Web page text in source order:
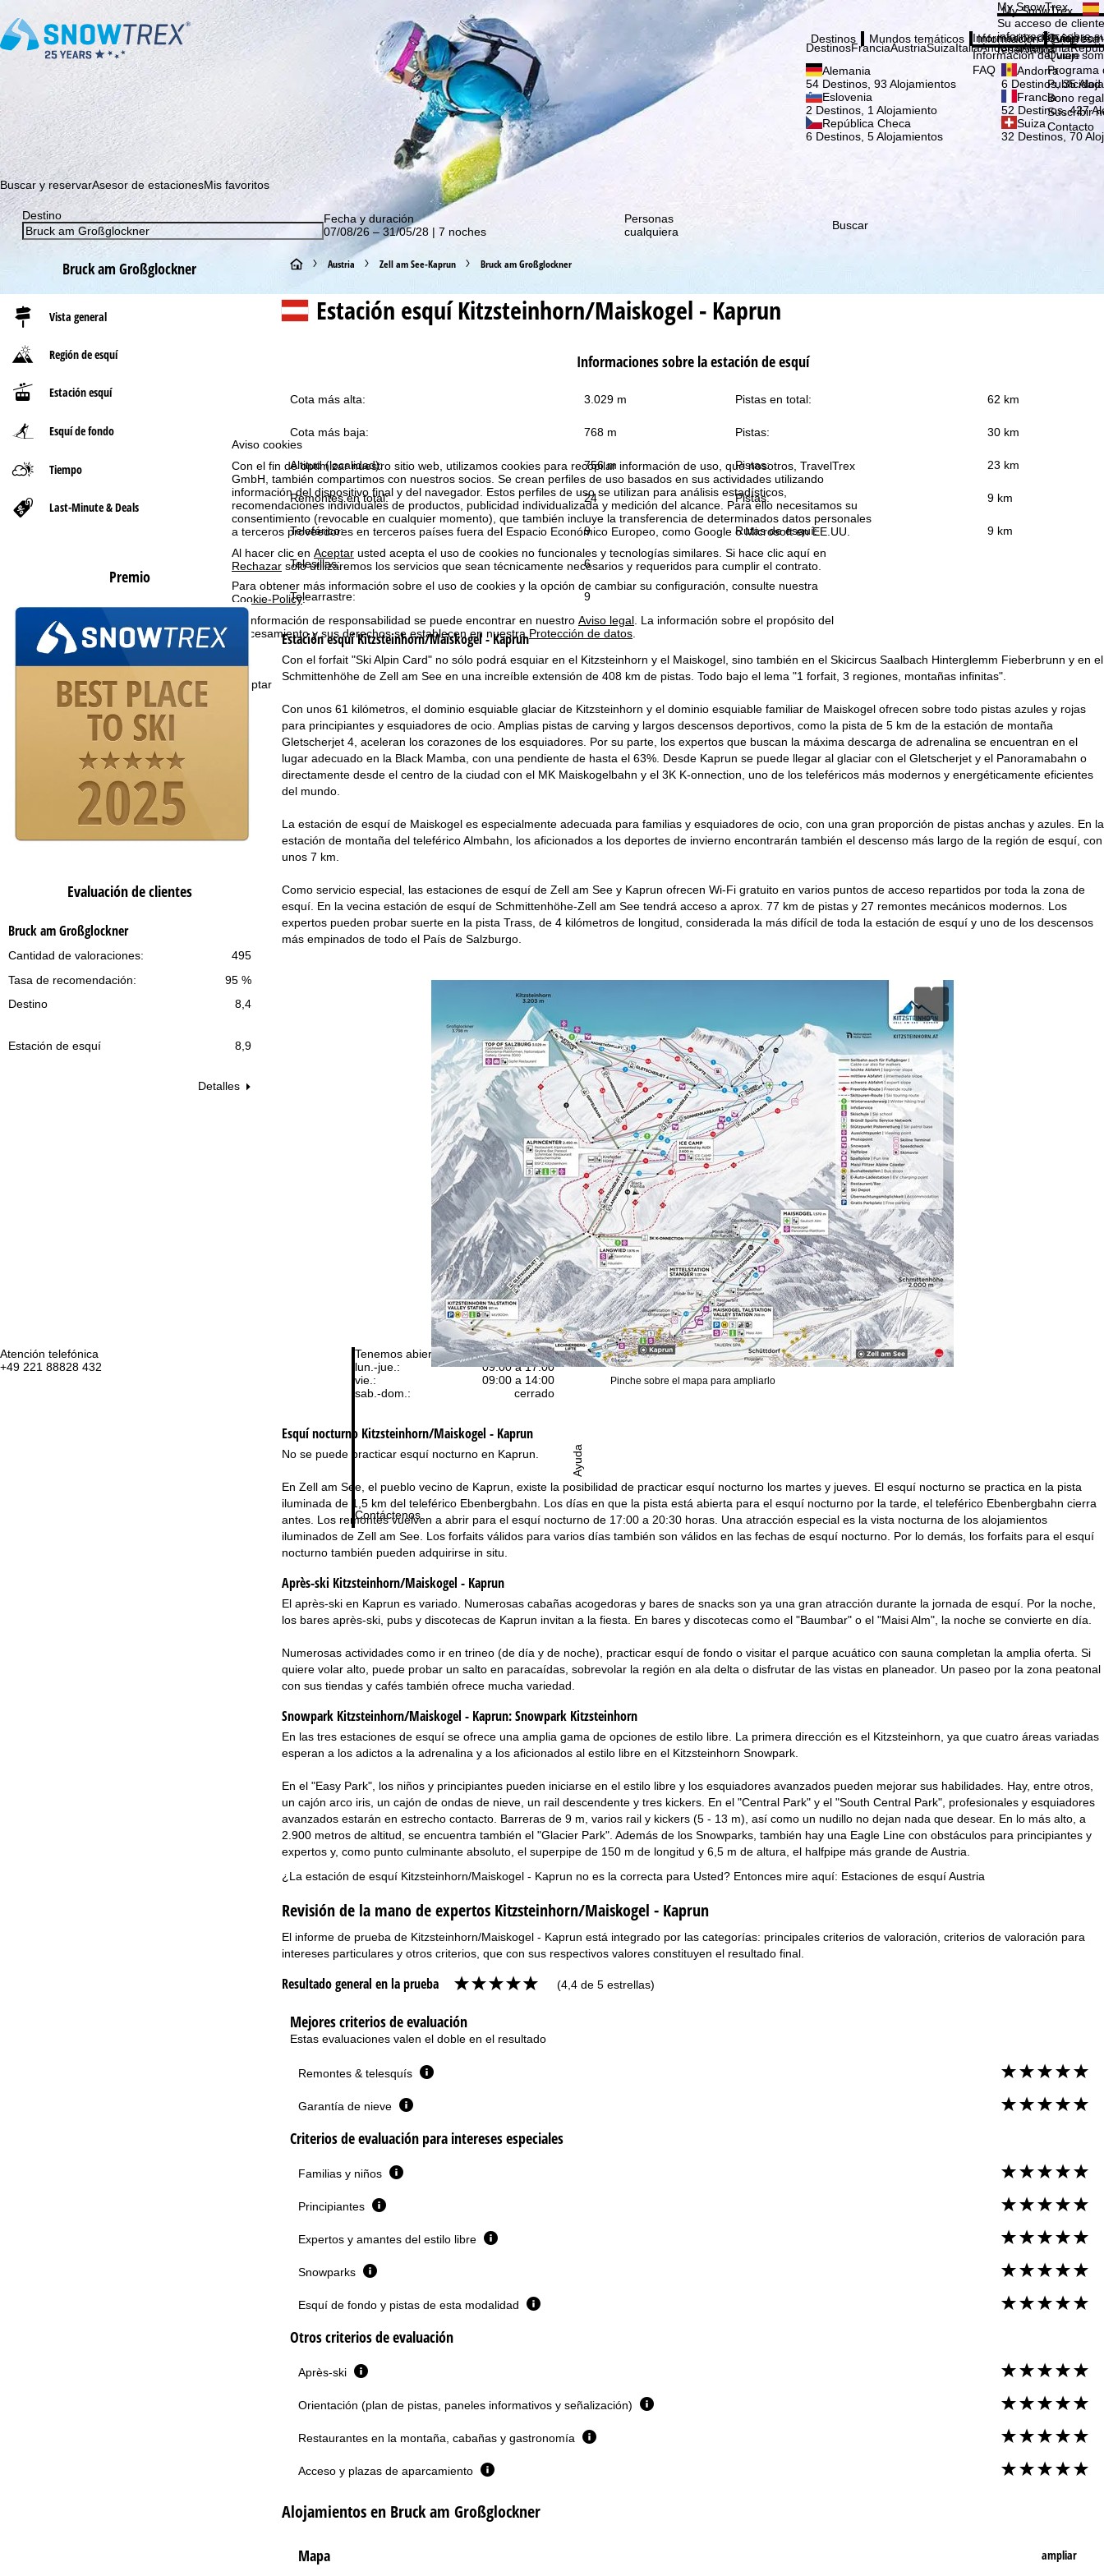
Aviso cookies
Con el fin de optimizar nuestro sitio web, utilizamos cookies para recopilar información de uso, que nosotros, TravelTrex
GmbH, también compartimos con nuestros socios. Se crean perfiles de uso basados en sus actividades utilizando
información del dispositivo final y del navegador. Estos perfiles de uso se utilizan para análisis estadísticos,
recomendaciones individuales de productos, publicidad individualizada y medición del alcance. Para ello necesitamos su
consentimiento (revocable en cualquier momento), que también incluye la transferencia de determinados datos personales
a terceros proveedores en terceros países fuera del Espacio Económico Europeo, como Google o Microsoft en EE.UU.
Al hacer clic en Aceptar usted acepta el uso de cookies no funcionales y tecnologías similares. Si hace clic aquí en
Rechazar solo utilizaremos los servicios que sean técnicamente necesarios y requeridos para cumplir el contrato.
Para obtener más información sobre el uso de cookies y la opción de cambiar su configuración, consulte nuestra
Cookie-Policy.
La información de responsabilidad se puede encontrar en nuestro Aviso legal. La información sobre el propósito del
procesamiento y sus derechos se establecen en nuestraProtección de datos.
Aceptar
Atención telefónica
+49 221 88828 432
Tenemos abierto (GMT):
lun.-jue.:
09:00 a 17:00
vie.:
09:00 a 14:00
sab.-dom.:
cerrado
Contáctenos
Ayuda
¡Suscríbase a nuestro boletín y sea el primero en enterarse de nuestras promociones!
My SnowTrex
My SnowTrex
Su acceso de
información sobre
reservados.
Destinos
DestinosFranciaAustriaSuizaItaliaAndorraAlemania
Alemania
54 Destinos, 93 Alojamientos
Andorra
6 Destinos, 35
Eslovenia
2 Destinos, 1 Alojamiento
Francia
52 Destinos, 427
República Checa
6 Destinos, 5 Alojamientos
Suiza
32 Destinos, 70
Mundos temáticos Información
Información del viaje
Información del viaje
FAQ
Empresa
Quien
Quien
Programa
Bono
Suscribir
Contacto
Buscar y reservarAsesor de estacionesMis favoritos
Destino
Fecha y duración
07/08/26 – 31/05/28 | 7 noches
Personas
cualquiera
Buscar
Bruck am Großglockner
Vista general
Región de esquí
Estación esquí
Esquí de fondo
Tiempo
Last-Minute & Deals
Premio
Evaluación de clientes
Bruck am Großglockner
495
Cantidad de valoraciones:
95 %
Tasa de recomendación:
Destino
8,4
Estación de esquí 8,9
Detalles
P
á
n
a
p
r
i
n
c
i
p
l
Austria Zell am See-Kaprun Bruck am Großglockner
Estación esquíKitzsteinhorn/Maiskogel - Kaprun
Informaciones sobre la estación de esquí
Cota más alta: 3.029 m Pistas en total: 62 km
Cota más baja: 768 m Pistas: 30 km
Altitud (localidad): 756 m Pistas: 23 km
Remontes en total: 24 Pistas: 9 km
Teleférico: 9 Rutas de esquí: 9 km
Telesillas: 6
Telearrastre: 9
Estación esquíKitzsteinhorn/Maiskogel - Kaprun
Con el forfait "Ski Alpin Card" no sólo podrá esquiar en el Kitzsteinhorn y el Maiskogel, sino también en el Skicircus Saalbach Hinterglemm Fieberbrunn y en el
Schmittenhöhe de Zell am See en una increíble extensión de 408 km de pistas. Todo bajo el lema "1 forfait, 3 regiones, montañas infinitas".
Con unos 61 kilómetros, el dominio esquiable glaciar de Kitzsteinhorn y el dominio esquiable familiar de Maiskogel ofrecen sobre todo pistas azules y rojas
para principiantes y esquiadores de ocio. Amplias pistas de carving y largos descensos deportivos, como la pista de 5 km de la estación de montaña
Gletscherjet 4, aceleran los corazones de los esquiadores. Por su parte, los expertos que buscan la máxima descarga de adrenalina se encuentran en el
lugar adecuado en la Black Mamba, con una pendiente de hasta el 63%. Desde Kaprun se puede llegar al glaciar con el Gletscherjet y el Panoramabahn o
directamente desde el centro de la ciudad con el MK Maiskogelbahn y el 3K K-onnection, uno de los teleféricos más modernos y energéticamente eficientes
del mundo.
La estación de esquí de Maiskogel es especialmente adecuada para familias y esquiadores de ocio, con una gran proporción de pistas anchas y azules. En la
estación de montaña del teleférico Almbahn, los aficionados a los deportes de invierno encontrarán también el descenso más largo de la región de esquí, con
unos 7 km.
Como servicio especial, las estaciones de esquí de Zell am See y Kaprun ofrecen Wi-Fi gratuito en varios puntos de acceso repartidos por toda la zona de
esquí. En la vecina estación de esquí de Schmittenhöhe-Zell am See tendrá acceso a aprox. 77 km de pistas y 27 remontes mecánicos modernos. Los
expertos pueden probar suerte en la pista Trass, de 4 kilómetros de longitud, considerada la más difícil de toda la estación de esquí y uno de los descensos
más empinados de todo el País de Salzburgo.
Pinche sobre el mapa para ampliarlo
Esquí nocturno Kitzsteinhorn/Maiskogel - Kaprun
No se puede practicar esquí nocturno en Kaprun.
En Zell am See, el pueblo vecino de Kaprun, existe la posibilidad de practicar esquí nocturno los martes y jueves. El esquí nocturno se practica en la pista
iluminada de 1,5 km del teleférico Ebenbergbahn. Los días en que la pista está abierta para el esquí nocturno por la tarde, el teleférico Ebenbergbahn cierra
antes. Los remontes vuelven a abrir para el esquí nocturno de 17:00 a 20:30 horas. Una atracción especial es la vista nocturna de los alojamientos
iluminados de Zell am See. Los forfaits válidos para varios días también son válidos en las fechas de esquí nocturno. Por lo demás, los forfaits para el esquí
nocturno también pueden adquirirse in situ.
Après-ski Kitzsteinhorn/Maiskogel - Kaprun
El après-ski en Kaprun es variado. Numerosas cabañas acogedoras y bares de snacks son ya una gran atracción durante la jornada de esquí. Por la noche,
los bares après-ski, pubs y discotecas de Kaprun invitan a la fiesta. En bares y discotecas como el "Baumbar" o el "Maisi Alm", la noche se convierte en día.
Numerosas actividades como ir en trineo (de día y de noche), practicar esquí de fondo o visitar el parque acuático con sauna completan la amplia oferta. Si
quiere volar alto, puede probar un salto en paracaídas, sobrevolar la región en ala delta o disfrutar de las vistas en planeador. Un paseo por la zona peatonal
con sus tiendas y cafés también ofrece mucha variedad.
Snowpark Kitzsteinhorn/Maiskogel - Kaprun:Snowpark Kitzsteinhorn
En las tres estaciones de esquí se ofrece una amplia gama de opciones de estilo libre. La primera dirección es el Kitzsteinhorn, ya que cuatro áreas variadas
esperan a los adictos a la adrenalina y a los aficionados al estilo libre en el Kitzsteinhorn Snowpark.
En el "Easy Park", los niños y principiantes pueden iniciarse en el estilo libre y los esquiadores avanzados pueden mejorar sus habilidades. Hay, entre otros,
un cajón arco iris, un cajón de ondas de nieve, un rail descendente y tres kickers. En el "Central Park" y el "South Central Park", profesionales y esquiadores
avanzados estarán en estrecho contacto. Barreras de 9 m, varios rail y kickers (5 - 13 m), así como un nudillo no dejan nada que desear. En lo más alto, a
2.900 metros de altitud, se encuentra también el "Glacier Park". Además de los Snowparks, también hay una Eagle Line con obstáculos para principiantes y
expertos y, como punto culminante absoluto, el superpipe de 150 m de longitud y 6,5 m de altura, el halfpipe más grande de Austria.
¿La estación de esquí Kitzsteinhorn/Maiskogel - Kaprun no es la correcta para Usted? Entonces mire aquí: Estaciones de esquí Austria
Revisión de la mano de expertos Kitzsteinhorn/Maiskogel - Kaprun
El informe de prueba de Kitzsteinhorn/Maiskogel - Kaprun está integrado por las categorías: principales criterios de valoración, criterios de valoración para
intereses particulares y otros criterios, que con sus respectivos valores constituyen el resultado final.
Resultado general en la prueba (4,4 de 5 estrellas)
Mejores criterios de evaluación
Estas evaluaciones valen el doble en el resultado
Remontes & telesquís
Garantía de nieve
Criterios de evaluación para intereses especiales
Familias y niños
Principiantes
Expertos y amantes del estilo libre
Snowparks
Esquí de fondo y pistas de esta modalidad
Otros criterios de evaluación
Après-ski
Orientación (plan de pistas, paneles informativos y señalización)
Restaurantes en la montaña, cabañas y gastronomía
Acceso y plazas de aparcamiento
Alojamientos en Bruck am Großglockner
Mapa ampliar